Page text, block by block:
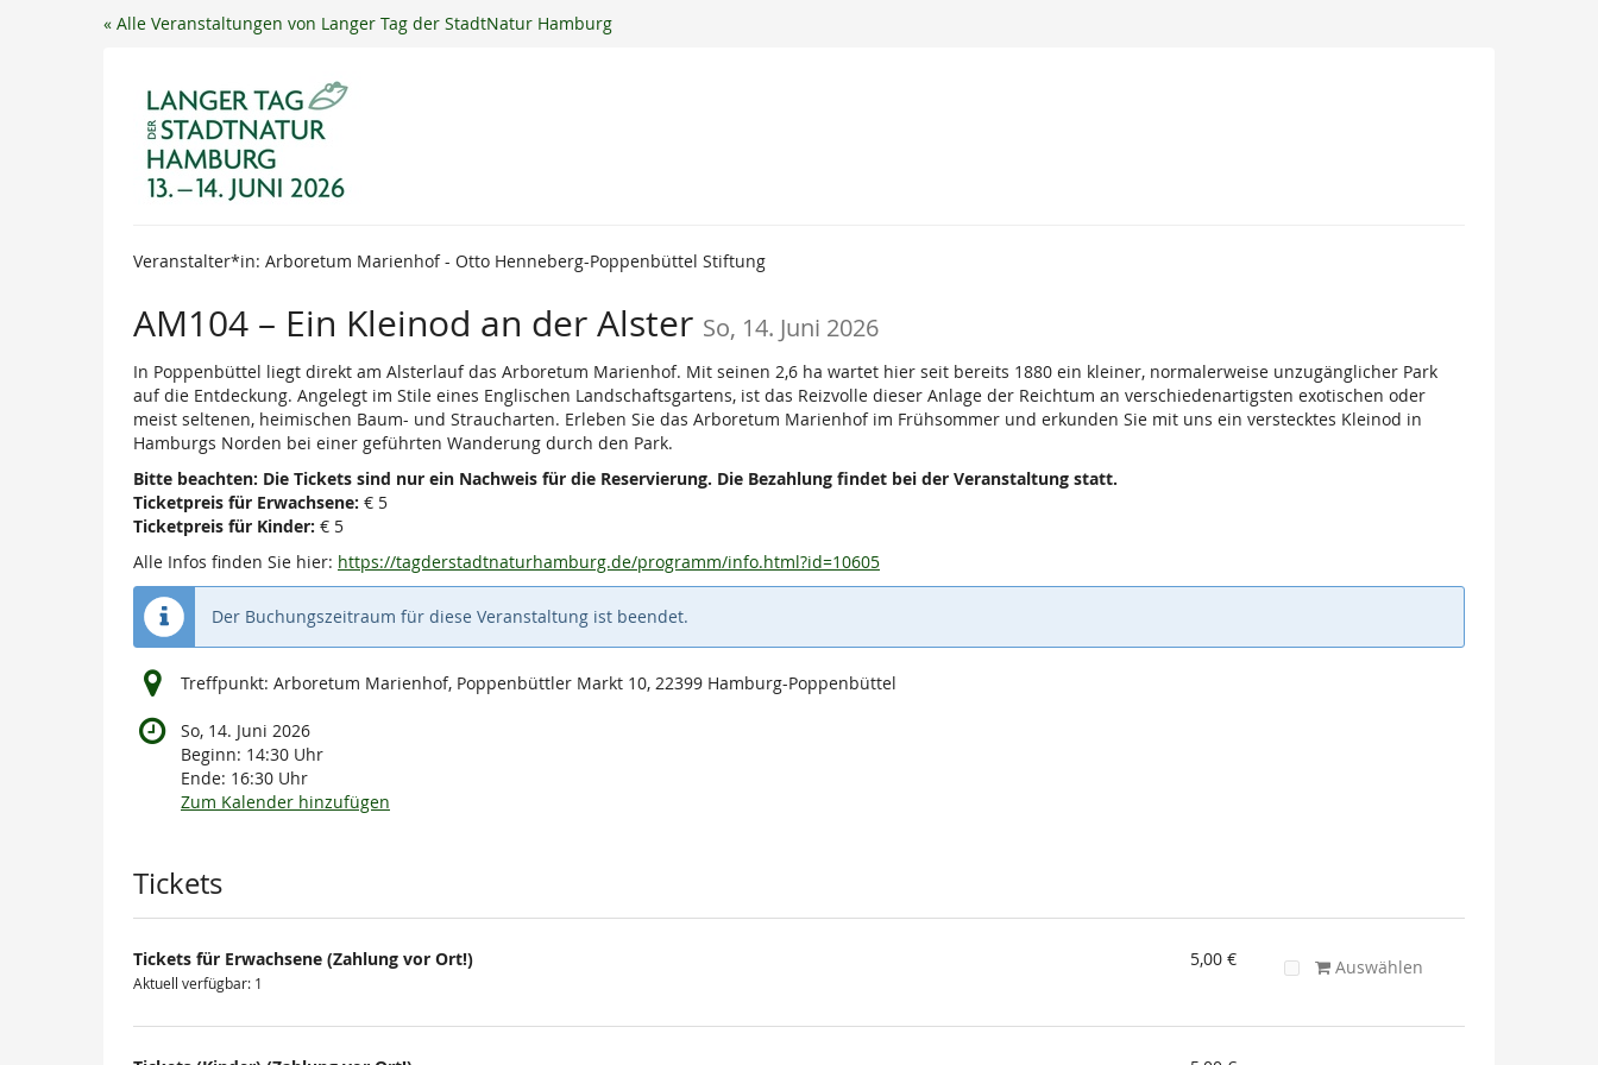
« Alle Veranstaltungen von Langer Tag der StadtNatur Hamburg
Veranstalter*in: Arboretum Marienhof - Otto Henneberg-Poppenbüttel Stiftung
AM104 – Ein Kleinod an der Alster So, 14. Juni 2026
In Poppenbüttel liegt direkt am Alsterlauf das Arboretum Marienhof. Mit seinen 2,6 ha wartet hier seit bereits 1880 ein kleiner, normalerweise unzugänglicher Park
auf die Entdeckung. Angelegt im Stile eines Englischen Landschaftsgartens, ist das Reizvolle dieser Anlage der Reichtum an verschiedenartigsten exotischen oder
meist seltenen, heimischen Baum- und Straucharten. Erleben Sie das Arboretum Marienhof im Frühsommer und erkunden Sie mit uns ein verstecktes Kleinod in
Hamburgs Norden bei einer geführten Wanderung durch den Park.
Bitte beachten: Die Tickets sind nur ein Nachweis für die Reservierung. Die Bezahlung findet bei der Veranstaltung statt.
Ticketpreis für Erwachsene: € 5
Ticketpreis für Kinder: € 5
Alle Infos finden Sie hier: https://tagderstadtnaturhamburg.de/programm/info.html?id=10605
Der Buchungszeitraum für diese Veranstaltung ist beendet.
Treffpunkt: Arboretum Marienhof, Poppenbüttler Markt 10, 22399 Hamburg-Poppenbüttel
So, 14. Juni 2026
Beginn: 14:30 Uhr
Ende: 16:30 Uhr
Zum Kalender hinzufügen
Produkte
Tickets
Tickets für Erwachsene (Zahlung vor Ort!)
Aktuell verfügbar: 1
5,00 € Auswählen